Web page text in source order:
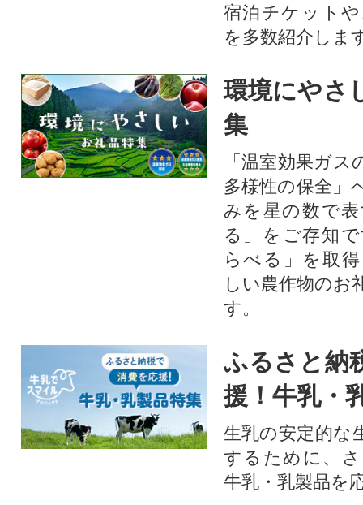
宿泊チケット
を多数紹介しま
環境にやさ
集
「温室効果ガ
多様性の保全」
みを星の数で
る」をご存知
らべる」を取
しい農作物のお
す。​
ふるさと納
援！牛乳・
生乳の安定的な
するために、
牛乳・乳製品を